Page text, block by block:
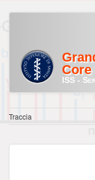
Core
ISS -
Traccia